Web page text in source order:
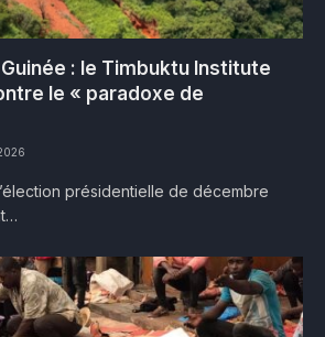
: le Timbuktu Institute
le « paradoxe de
présidentielle de décembre